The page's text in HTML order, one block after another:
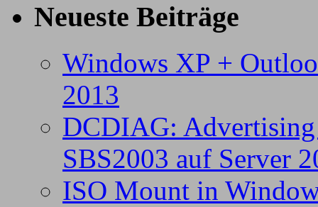
Neueste Beiträge
Windows XP +
2013
DCDIAG:
SBS2003 auf Server
ISO Mount in